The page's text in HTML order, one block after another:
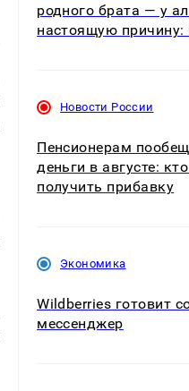
родного брата — у
настоящую причину:
Новости России
Пенсионерам
деньги в августе:
получить прибавку
Экономика
Wildberries готовит
мессенджер